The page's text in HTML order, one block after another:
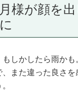
様が顔を
しかしたら雨かも
、また違った良さ